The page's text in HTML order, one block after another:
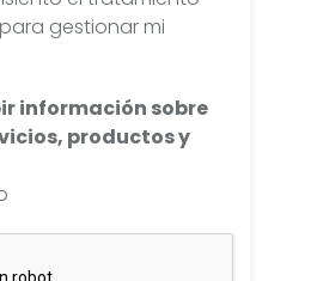
gestionar mi
información sobre
productos y